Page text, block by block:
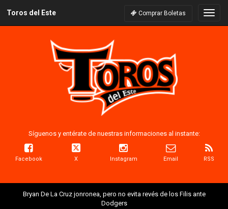
Toros del Este Comprar Boletas
Síguenos y entérate de nuestras informaciones al instante:
Facebook X Instagram Email RSS
Bryan De La Cruz jonronea, pero no evita revés de los Filis ante
Dodgers